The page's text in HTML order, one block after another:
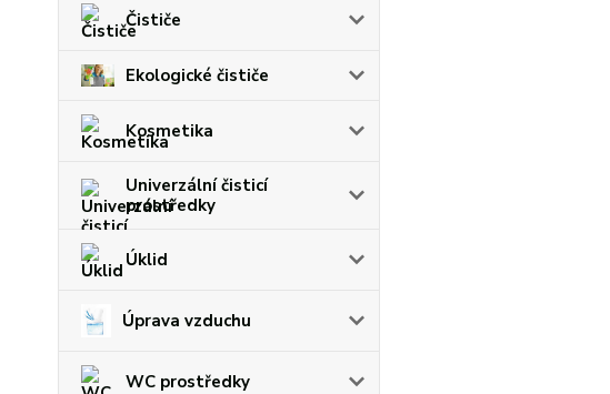
Čističe
Ekologické čističe
Kosmetika
Univerzální čisticí
prostředky
Úklid
Úprava vzduchu
WC prostředky